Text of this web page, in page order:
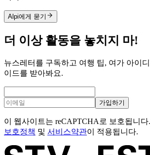
Alpi에게 묻기
더 이상 활동을 놓치지 마!
뉴스레터를 구독하고 여행 팁, 여가 아이
이드를 받아봐요.
가입하기
이 웹사이트는 reCAPTCHA로 보호됩니다.
보호정책 및 서비스약관이 적용됩니다.